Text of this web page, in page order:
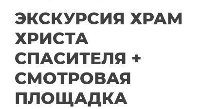
ЭКСКУРСИИ ПО СОЧИ
О НАС
ЭКСКУРСИЯ ХРАМ
ХРИСТА
СПАСИТЕЛЯ +
СМОТРОВАЯ
ПЛОЩАДКА